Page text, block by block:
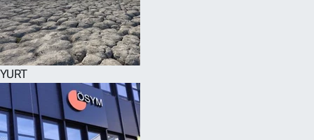
YURT